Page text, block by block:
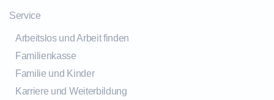
Service
Arbeitslos und Arbeit finden
Familienkasse
Familie und Kinder
Karriere und Weiterbildung